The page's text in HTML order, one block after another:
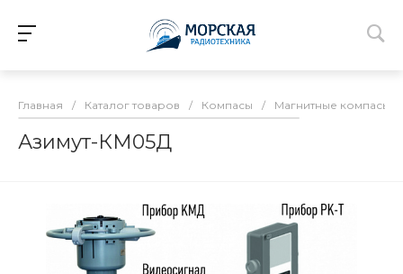
Главная / Каталог товаров / Компасы / Магнитные компасы
Азимут-КМ05Д